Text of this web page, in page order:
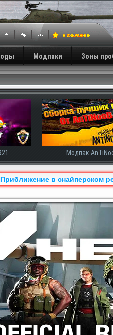
Модпаки Зоны
Модпак
в снайперском